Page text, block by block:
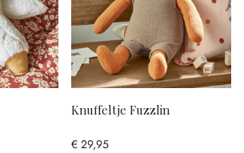
Knuffeltje Fuzzlin
€ 29,95